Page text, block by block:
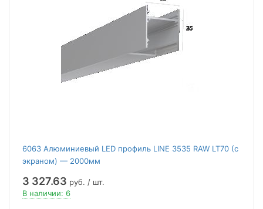
6063 Алюминиевый LED профиль LINE 3535 RAW LT70 (с
экраном) — 2000мм
3 327.63 руб. / шт.
В наличии: 6